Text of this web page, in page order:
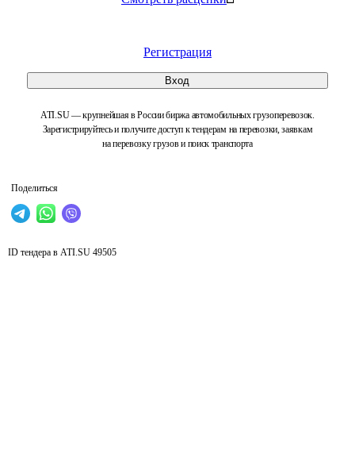
Регистрация
Вход
ATI.SU — крупнейшая в России биржа автомобильных грузоперевозок.
Зарегистрируйтесь и получите доступ к тендерам на перевозки, заявкам
на перевозку грузов и поиск транспорта
Поделиться
ID тендера в ATI.SU 49505